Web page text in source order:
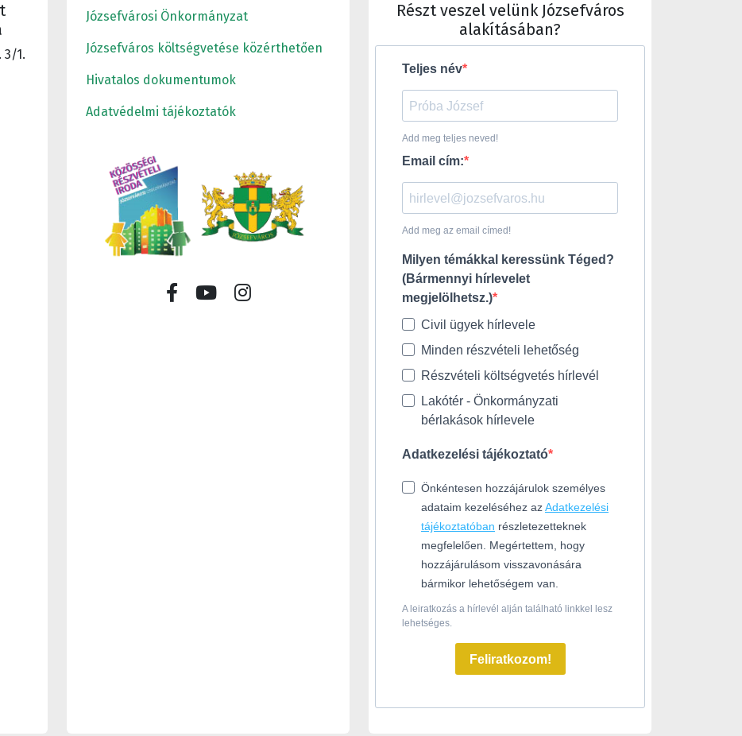
3/1.
Józsefvárosi Önkormányzat
Józsefváros költségvetése közérthetően
Hivatalos dokumentumok
Adatvédelmi tájékoztatók
Részt veszel velünk Józsefváros
alakításában?
Teljes név
Add meg teljes neved!
Email cím:
Add meg az email címed!
Milyen témákkal keressünk Téged?
(Bármennyi hírlevelet
megjelölhetsz.)
Civil ügyek hírlevele
Minden részvételi lehetőség
Részvételi költségvetés hírlevél
Lakótér - Önkormányzati
bérlakások hírlevele
Adatkezelési tájékoztató
Önkéntesen hozzájárulok személyes
adataim kezeléséhez azAdatkezelési
tájékoztatóban részletezetteknek
megfelelően. Megértettem, hogy
hozzájárulásom visszavonására
bármikor lehetőségem van.
A leiratkozás a hírlevél alján található linkkel lesz
lehetséges.
Feliratkozom!